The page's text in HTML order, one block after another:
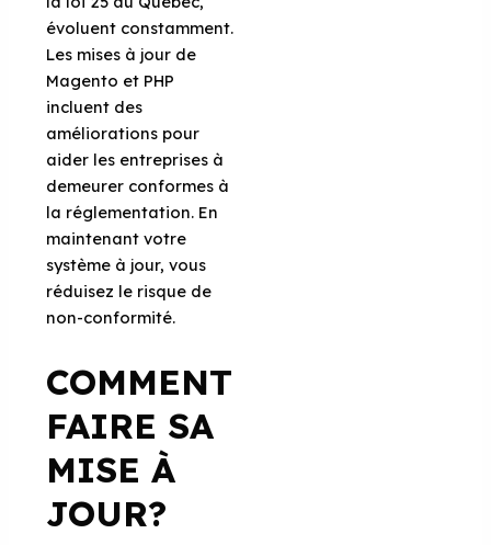
évoluent constamment.
Les mises à jour de
Magento et PHP
incluent des
améliorations pour
aider les entreprises à
demeurer conformes à
la réglementation. En
maintenant votre
système à jour, vous
réduisez le risque de
non-conformité.
COMMENT
FAIRE SA
MISE À
JOUR?